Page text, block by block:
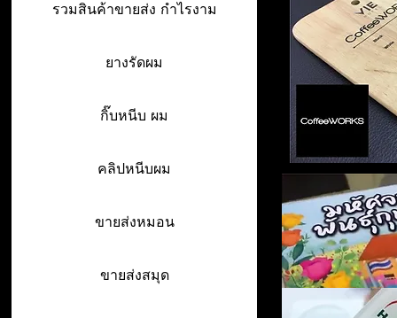
รวมสินค้าขายส่ง กำไรงาม
ยางรัดผม
กิ๊บหนีบ ผม
คลิปหนีบผม
ขายส่งหมอน
ขายส่งสมุด